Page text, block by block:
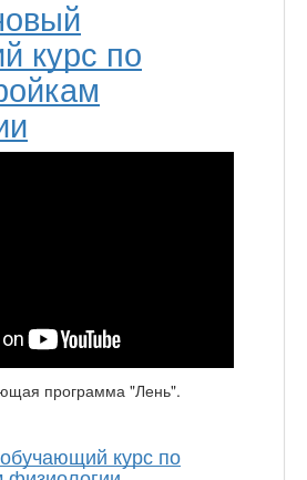
курс по
программа "Лень".
курс по